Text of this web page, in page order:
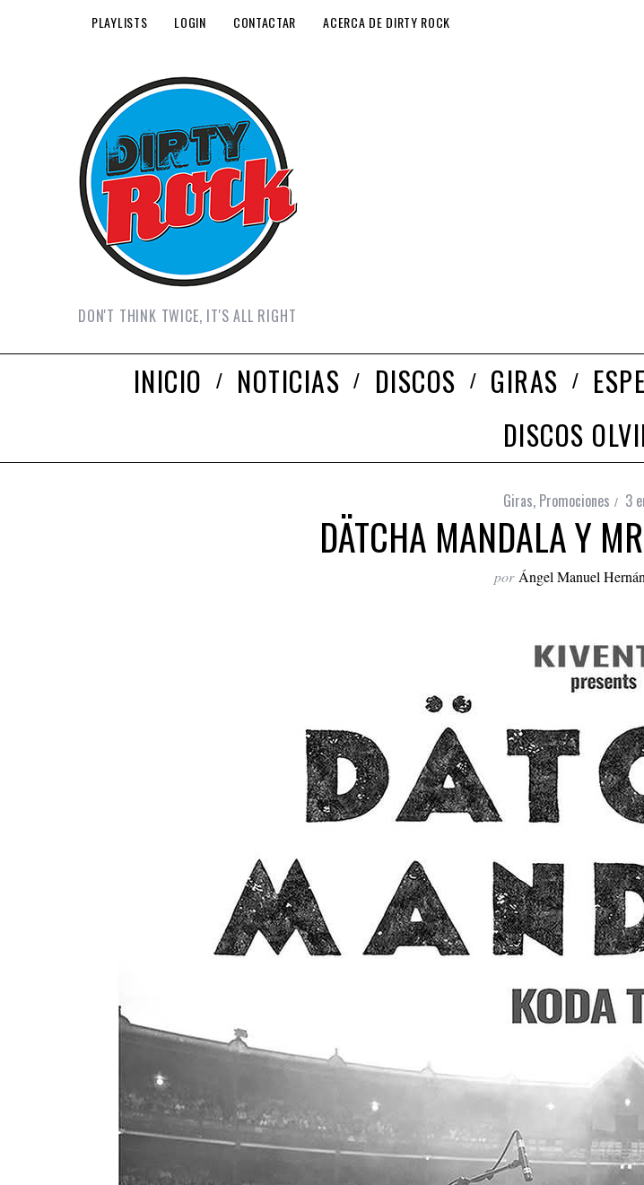
PLAYLISTS LOGIN CONTACTAR ACERCA DE DIRTY ROCK
DON'T THINK TWICE, IT'S ALL RIGHT
INICIO NOTICIAS DISCOS GIRAS
DISCOS
Giras, Promociones 3
DÄTCHA MANDALA Y
por Ángel Manuel